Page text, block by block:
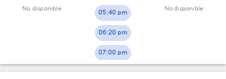
No disponible
05:40 pm
06:20 pm
07:00 pm
No disponible